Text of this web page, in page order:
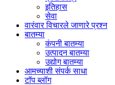
इतिहास
सेवा
वारंवार विचारले जाणारे प्रश्न
बातम्या
कंपनी बातम्या
उत्पादन बातम्या
उद्योग बातम्या
आमच्याशी संपर्क साधा
टॉप ब्लॉग